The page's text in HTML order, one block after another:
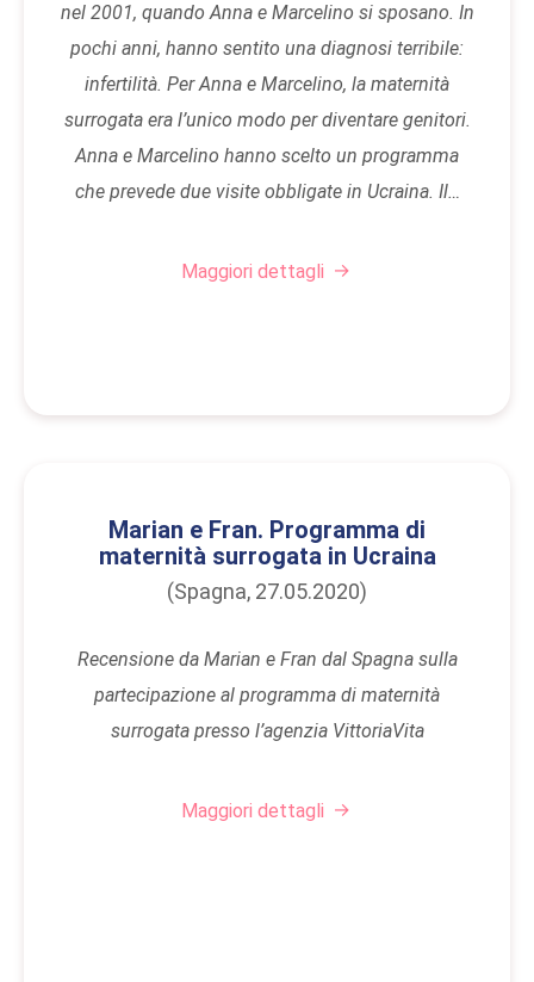
nel 2001, quando Anna e Marcelino si sposano. In
pochi anni, hanno sentito una diagnosi terribile:
infertilità. Per Anna e Marcelino, la maternità
surrogata era l’unico modo per diventare genitori.
Anna e Marcelino hanno scelto un programma
che prevede due visite obbligate in Ucraina. Il…
Maggiori dettagli
Marian e Fran. Programma di
maternità surrogata in Ucraina
(Spagna, 27.05.2020)
Recensione da Marian e Fran dal Spagna sulla
partecipazione al programma di maternità
surrogata presso l’agenzia VittoriaVita
Maggiori dettagli